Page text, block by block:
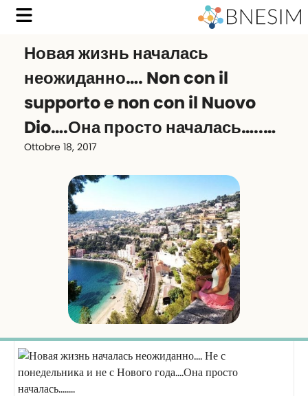
Новая жизнь началась
неожиданно…. Non con il
supporto e non con il Nuovo
Dio….Она просто началась…..…
Ottobre 18, 2017